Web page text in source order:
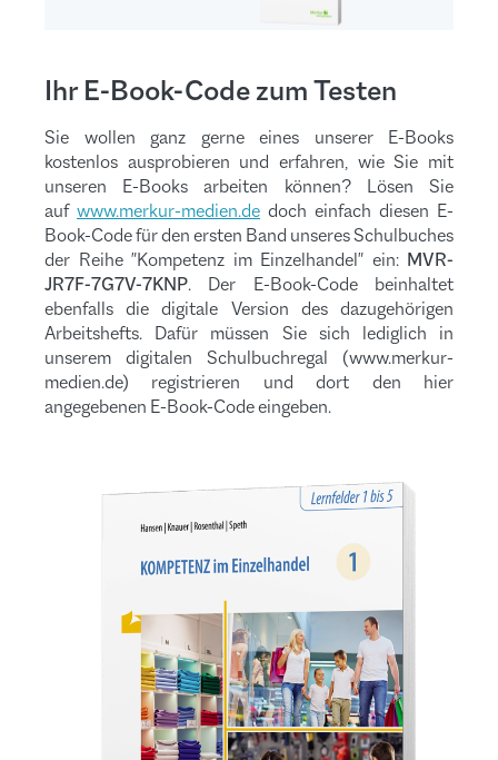
Ihr E-Book-Code zum Testen
Sie wollen ganz gerne eines unserer E-Books
kostenlos ausprobieren und erfahren, wie Sie mit
unseren E-Books arbeiten können? Lösen Sie
auf www.merkur-medien.de doch einfach diesen E-
Book-Code für den ersten Band unseres Schulbuches
der Reihe "Kompetenz im Einzelhandel" ein: MVR-
JR7F-7G7V-7KNP. Der E-Book-Code beinhaltet
ebenfalls die digitale Version des dazugehörigen
Arbeitshefts. Dafür müssen Sie sich lediglich in
unserem digitalen Schulbuchregal (www.merkur-
medien.de) registrieren und dort den hier
angegebenen E-Book-Code eingeben.